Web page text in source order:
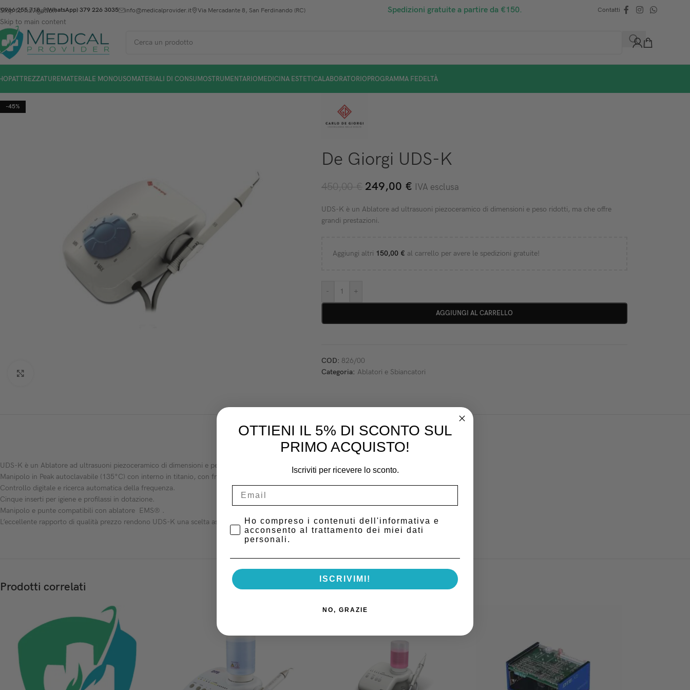
Skip to navigation
Skip to main content
0966 255 718 (WhatsApp) 379 226 3035 info@medicalprovider.it Via Mercadante 8, San Ferdinando (RC) Spedizioni gratuite a partire da €150. Contatti
ATTREZZATUREMATERIALE MONOUSOMATERIALI DI CONSUMOSTRUMENTARIOMEDICINA ESTETICALABORATORIOPROGRAMMA FEDELTÀ
-45%
De Giorgi UDS-K
450,00€ 249,00 € IVA esclusa
UDS-K è un Ablatore ad ultrasuoni piezoceramico di dimensioni e peso ridotti, ma che offre
grandi prestazioni.
Aggiungi altri 150,00 € al carrello per avere le spedizioni gratuite!
- +
AGGIUNGI AL CARRELLO
COD: 826/00
Categoria: Ablatori e Sbiancatori
DESCRIZIONE
UDS-K è un Ablatore ad ultrasuoni piezoceramico di dimensioni e peso ridotti, ma che offre grandi prestazioni.
Manipolo in Peak autoclavabile (135°C) con interno in titanio, con frequenza compresa tra 28/32 Kz.
Controllo digitale e ricerca automatica della frequenza.
Cinque inserti per igiene e profilassi in dotazione.
Manipolo e punte compatibili con ablatore EMS® .
L’eccellente rapporto di qualità prezzo rendono UDS-K una scelta assai affidabile e conveniente.
Prodotti correlati
OTTIENI IL 5% DI SCONTO SUL
PRIMO ACQUISTO!
Iscriviti per ricevere lo sconto.
Privacy Policy
Ho compreso i contenuti dell'informativa e
acconsento al trattamento dei miei dati
personali.
ISCRIVIMI!
NO, GRAZIE